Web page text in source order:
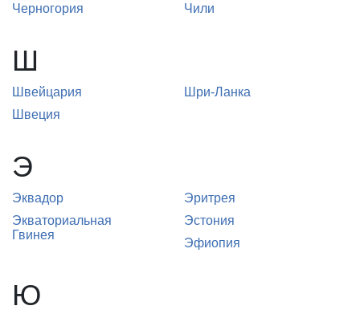
Черногория
Чили
Ш
Швейцария
Швеция
Шри-Ланка
Э
Эквадор
Экваториальная
Гвинея
Эритрея
Эстония
Эфиопия
Ю